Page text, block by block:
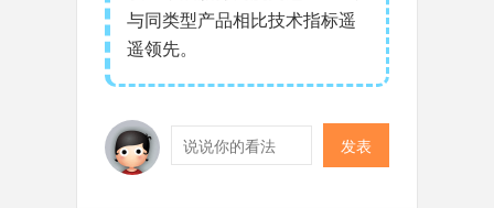
与同类型产品相比技术指标遥
遥领先。
发表